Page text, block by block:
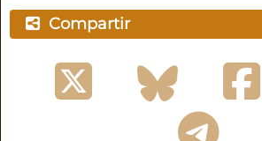
Compartir